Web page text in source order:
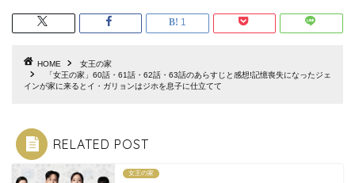
1
HOME
女王の家
「女王の家」60話・61話・62話・63話のあらすじと感想!記憶喪失になったジェ
インが家に来るとイ・ガリョンはジホを息子に仕立てて
RELATED POST
女王の家